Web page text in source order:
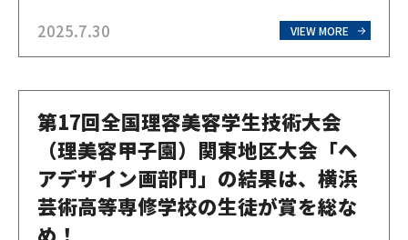
大きく変わってきています。マイナスのイメー
ジを持つ理由はなぜなのか、また、実際はどう
2025.7.30 VIEW MORE
第17回全国理容美容学生技術大会
（理美容甲子園）関東地区大会「ヘ
アデザイン画部門」の結果は、横浜
芸術高等専修学校の生徒が賞を総な
め！